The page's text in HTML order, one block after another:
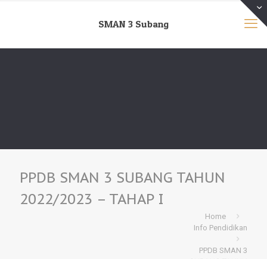
SMAN 3 Subang
PPDB SMAN 3 SUBANG TAHUN
2022/2023 – TAHAP I
Home
Info Pendidikan
PPDB SMAN 3